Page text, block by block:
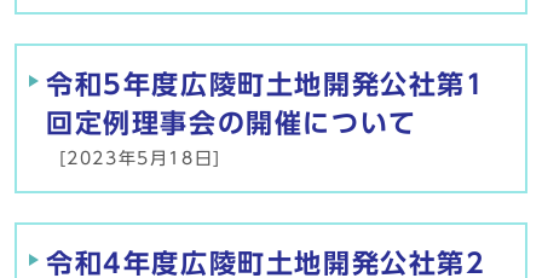
令和5年度広陵町土地開発公社第1
回定例理事会の開催について
[2023年5月18日]
令和4年度広陵町土地開発公社第2